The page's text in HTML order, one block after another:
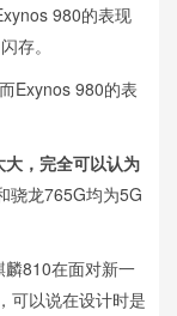
980的表现
存。
Exynos 980的表
，完全可以认为
骁龙765G均为5G
810在面对新一
可以说在设计时是